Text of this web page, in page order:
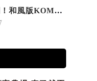
台灣吃不到！和風版KOMEDA咖啡讓你吃遍名古屋在地美食